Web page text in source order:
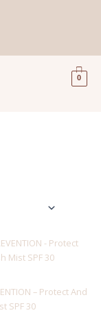
0
– Protect And
SPF 30